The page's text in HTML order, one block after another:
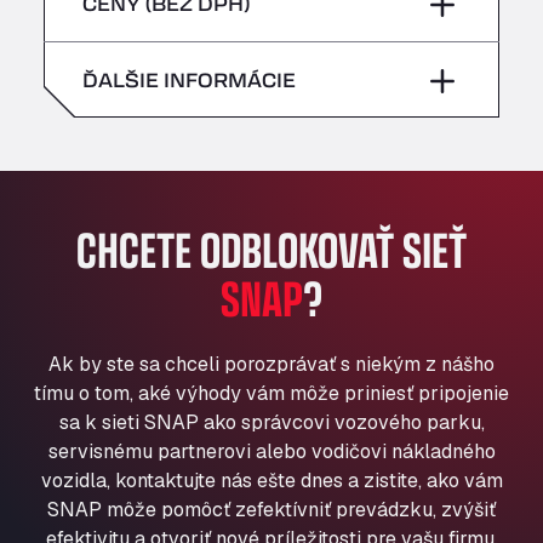
Klaverbladstaat 21, 3560
American Truck Wash
Andamur La Junquera
AP7 Salida 2, C/ Bassegoda, 4, 17700
Andamur Pamplona
Andamur San Roman II
Aut A1 Exit 385, 01207
Anglia Motel
Washway Road, PE12 8LT
Anpol Sp. z o.o.
Ul. Torunska 147, 85884
nedeľa –
nedeľa –
ĎALŠIE INFORMÁCIE
CHCETE ODBLOKOVAŤ SIEŤ
SNAP?
Ak by ste sa chceli porozprávať s niekým z nášho
tímu o tom, aké výhody vám môže priniesť pripojenie
sa k sieti SNAP ako správcovi vozového parku,
servisnému partnerovi alebo vodičovi nákladného
vozidla, kontaktujte nás ešte dnes a zistite, ako vám
SNAP môže pomôcť zefektívniť prevádzku, zvýšiť